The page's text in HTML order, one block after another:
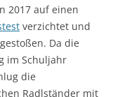
2017 auf einen
verzichtet und
Da die
im Schuljahr
die
Radlständer mit